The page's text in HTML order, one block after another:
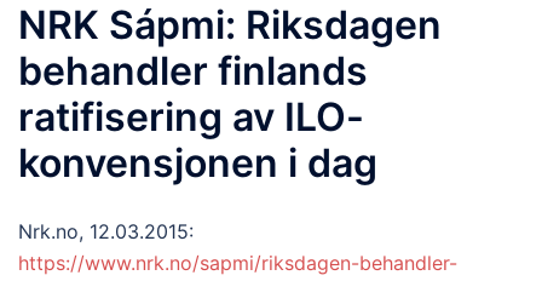
NRK Sápmi: Riksdagen
behandler finlands
ratifisering av ILO-
konvensjonen i dag
Nrk.no, 12.03.2015:
https://www.nrk.no/sapmi/riksdagen-behandler-